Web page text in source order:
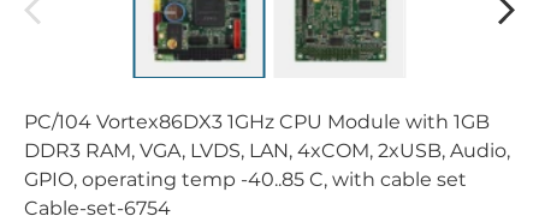
PC/104 Vortex86DX3 1GHz CPU Module with 1GB
DDR3 RAM, VGA, LVDS, LAN, 4xCOM, 2xUSB, Audio,
GPIO, operating temp -40..85 C, with cable set
Cable-set-6754